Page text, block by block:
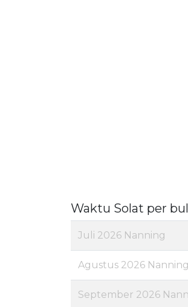
Waktu Solat per
Juli 2026 Nanning
Agustus 2026 Nanning
September 2026